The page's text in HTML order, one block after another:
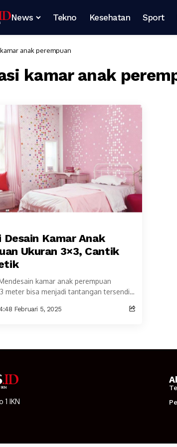
News Tekno Kesehatan Sport
anak perempuan
kamar anak
Desain Kamar Anak
Ukuran 3×3, Cantik
kamar anak perempuan
meter bisa menjadi tantangan tersendiri
Februari 5, 2025
1 IKN